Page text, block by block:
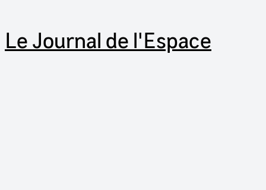
Le Journal de l'Espace